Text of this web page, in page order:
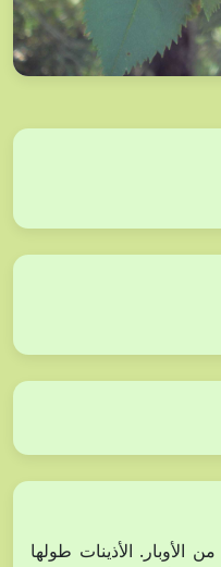
الأوبار. الأذينات طولها